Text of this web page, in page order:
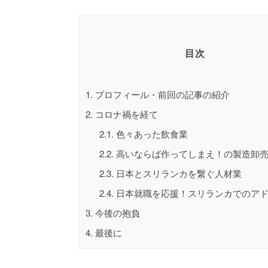
目次
1. プロフィール・前回の記事の紹介
2. コロナ禍を経て
2.1. 色々あった飲食業
2.2. 高いならば作ってしまえ！の製造卸
2.3. 日本とスリランカを繋ぐ人材業
2.4. 日本就職を応援！スリランカでのア
3. 今後の抱負
4. 最後に